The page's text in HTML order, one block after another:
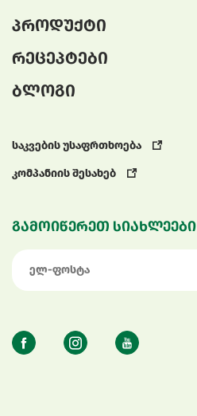
პროდუქტი
რეცეპტები
ბლოგი
საკვების უსაფრთხოება
კომპანიის შესახებ
გამოიწერეთ სიახლეები